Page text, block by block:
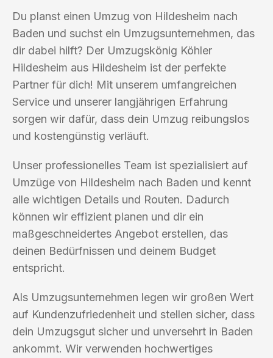
Du planst einen Umzug von Hildesheim nach
Baden und suchst ein Umzugsunternehmen, das
dir dabei hilft? Der Umzugskönig Köhler
Hildesheim aus Hildesheim ist der perfekte
Partner für dich! Mit unserem umfangreichen
Service und unserer langjährigen Erfahrung
sorgen wir dafür, dass dein Umzug reibungslos
und kostengünstig verläuft.
Unser professionelles Team ist spezialisiert auf
Umzüge von Hildesheim nach Baden und kennt
alle wichtigen Details und Routen. Dadurch
können wir effizient planen und dir ein
maßgeschneidertes Angebot erstellen, das
deinen Bedürfnissen und deinem Budget
entspricht.
Als Umzugsunternehmen legen wir großen Wert
auf Kundenzufriedenheit und stellen sicher, dass
dein Umzugsgut sicher und unversehrt in Baden
ankommt. Wir verwenden hochwertiges